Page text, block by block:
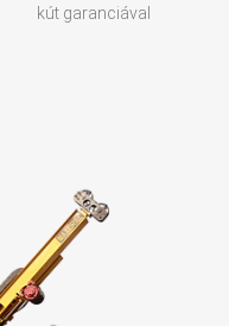
kút garanciával